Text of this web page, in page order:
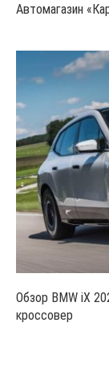
Автомагазин
Обзор BMW iX
кроссовер